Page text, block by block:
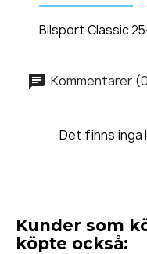
Bilsport Classic
Kommentarer
Det finns inga
Kunder som
köpte också: